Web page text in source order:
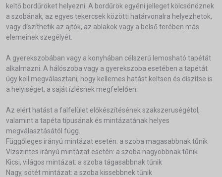
keltő bordűröket helyezni. A bordűrök egyéni jelleget kölcsönöznek
a szobának, az egyes tekercsek közötti határvonalra helyezhetok,
vagy díszíthetik az ajtók, az ablakok vagy a belső terében más
elemeinek szegélyét.
A gyerekszobában vagy a konyhában célszerű lemosható tapétát
alkalmazni. A hálószoba vagy a gyerekszoba esetében a tapétát
úgy kell megválasztani, hogy kellemes hatást keltsen és díszítse is
a helyiséget, a saját ízlésnek megfelelően.
Az elért hatást a falfelület előkészítésének szakszeruségétol,
valamint a tapéta típusának és mintázatának helyes
megválasztásától függ.
Függőleges irányú mintázat esetén: a szoba magasabbnak tűnik
Vízszintes irányú mintázat esetén: a szoba nagyobbnak tűnik
Kicsi, világos mintázat: a szoba tágasabbnak tűnik
Nagy, sötét mintázat: a szoba kissebbnek tűnik